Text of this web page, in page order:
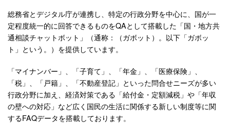
総務省とデジタル庁が連携し、特定の行政分野を中心に、国が一
定程度統一的に回答できるものをQAとして搭載した「国・地方共
通相談チャットボット」（通称：（ガボット）。以下「ガボッ
ト」という。）を提供しています。
「マイナンバー」、「子育て」、「年金」、「医療保険」、
「税」、「戸籍」、「不動産登記」といった問合せニーズが多い
行政分野に加え、経済対策である「給付金・定額減税」や「年収
の壁への対応」など広く国民の生活に関係する新しい制度等に関
するFAQデータを搭載しております。